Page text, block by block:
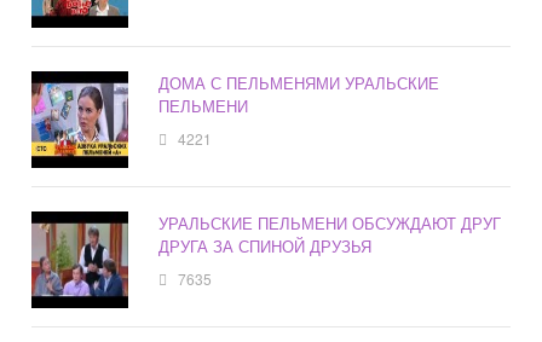
ДОМА С ПЕЛЬМЕНЯМИ УРАЛЬСКИЕ
ПЕЛЬМЕНИ
4221
УРАЛЬСКИЕ ПЕЛЬМЕНИ ОБСУЖДАЮТ ДРУГ
ДРУГА ЗА СПИНОЙ ДРУЗЬЯ
7635